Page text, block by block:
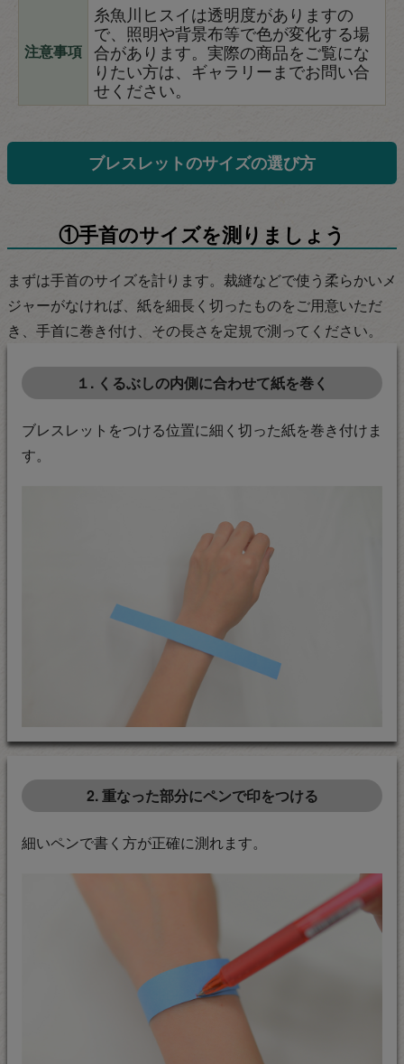
注意事項
糸魚川ヒスイは透明度がありますの
で、照明や背景布等で色が変化する場
合があります。実際の商品をご覧にな
りたい方は、ギャラリーまでお問い合
せください。
ブレスレットのサイズの選び方
①手首のサイズを測りましょう
まずは手首のサイズを計ります。裁縫などで使う柔らかいメ
ジャーがなければ、紙を細長く切ったものをご用意いただ
き、手首に巻き付け、その長さを定規で測ってください。
１. くるぶしの内側に合わせて紙を巻く
ブレスレットをつける位置に細く切った紙を巻き付けま
す。
2. 重なった部分にペンで印をつける
細いペンで書く方が正確に測れます。